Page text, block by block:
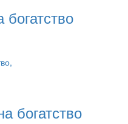
богатство